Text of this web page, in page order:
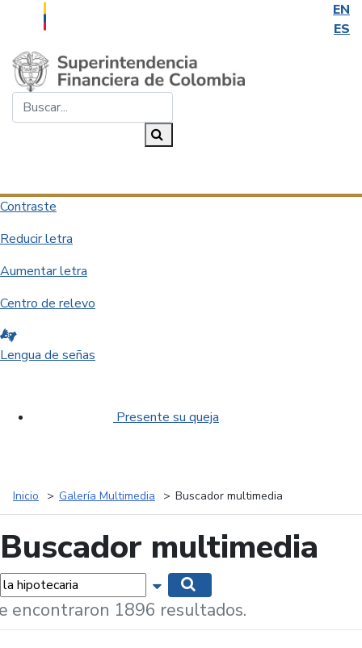
EN
ES
Saltar al contenido principal
Contraste
Reducir letra
Aumentar letra
Centro de relevo
Lengua de señas
Presente su queja
Inicio Galería Multimedia Buscador multimedia
Buscador multimedia
Mostrar opciones de búsqueda
encontraron 1896 resultados.